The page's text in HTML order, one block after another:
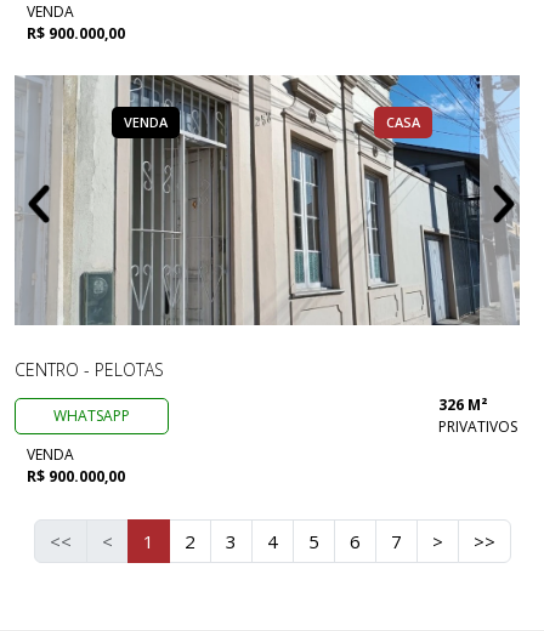
VENDA
R$ 900.000,00
VENDA CASA
CENTRO - PELOTAS
WHATSAPP
326 M²
PRIVATIVOS
VENDA
R$ 900.000,00
<< < 1 2 3 4 5 6 7 > >>